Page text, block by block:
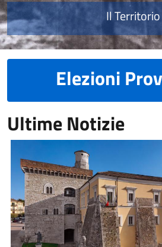
Il Territorio
Elezioni
Ultime Notizie